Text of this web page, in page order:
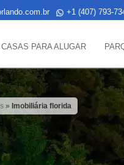
+1 (407) 793-
CASAS PARA ALUGAR
» Imobiliária florida